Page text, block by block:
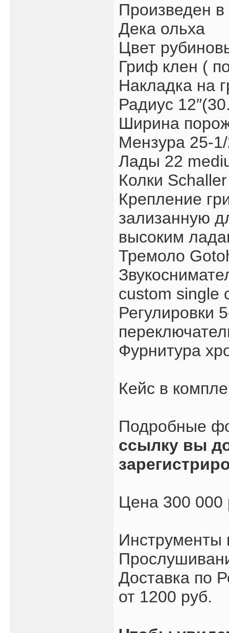
Произведен
Дека ольха
Цвет
Гриф клен (
Накладка на
Радиус
Ширина
Мензура 25-
Лады 22
Колки
Крепление
зализанную
высоким
Тремоло
custom single
Регулировки
Фурнитура
Кейс в
Подробные
ссылку вы
Цена 300 000
Инструменты
Доставка по
от 1200 руб.